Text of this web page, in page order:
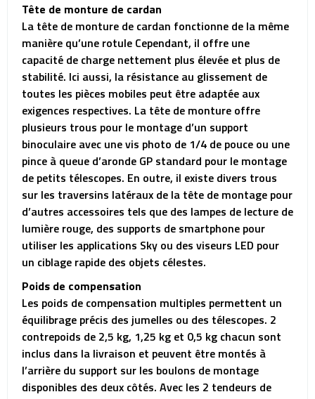
Tête de monture de cardan
La tête de monture de cardan fonctionne de la même
manière qu’une rotule Cependant, il offre une
capacité de charge nettement plus élevée et plus de
stabilité. Ici aussi, la résistance au glissement de
toutes les pièces mobiles peut être adaptée aux
exigences respectives. La tête de monture offre
plusieurs trous pour le montage d’un support
binoculaire avec une vis photo de 1/4 de pouce ou une
pince à queue d’aronde GP standard pour le montage
de petits télescopes. En outre, il existe divers trous
sur les traversins latéraux de la tête de montage pour
d’autres accessoires tels que des lampes de lecture de
lumière rouge, des supports de smartphone pour
utiliser les applications Sky ou des viseurs LED pour
un ciblage rapide des objets célestes.
Poids de compensation
Les poids de compensation multiples permettent un
équilibrage précis des jumelles ou des télescopes. 2
contrepoids de 2,5 kg, 1,25 kg et 0,5 kg chacun sont
inclus dans la livraison et peuvent être montés à
l’arrière du support sur les boulons de montage
disponibles des deux côtés. Avec les 2 tendeurs de